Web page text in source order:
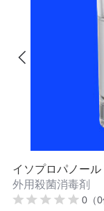
イソプロパノール
外用殺菌消毒剤
0（0